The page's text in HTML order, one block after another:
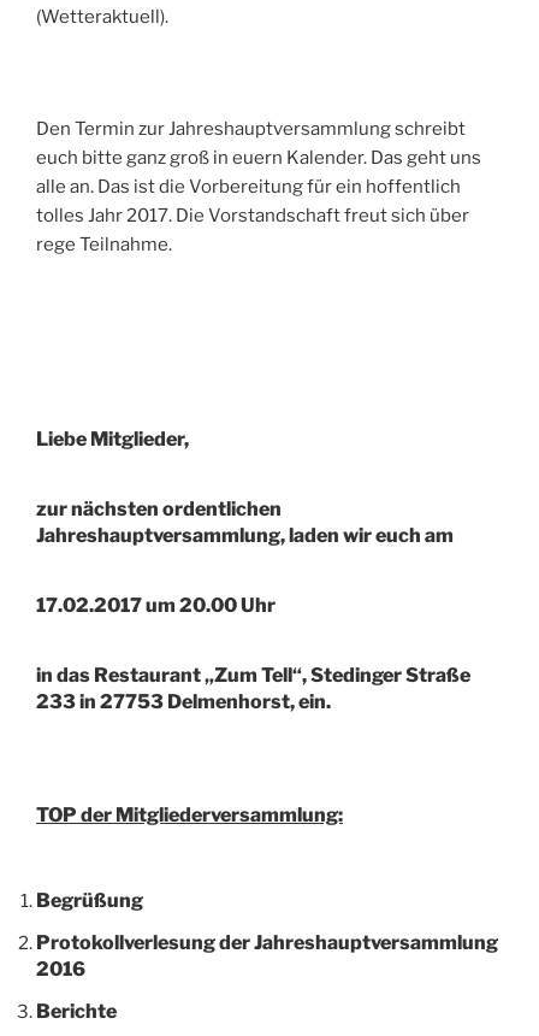
(Wetteraktuell).
Den Termin zur Jahreshauptversammlung schreibt
euch bitte ganz groß in euern Kalender. Das geht uns
alle an. Das ist die Vorbereitung für ein hoffentlich
tolles Jahr 2017. Die Vorstandschaft freut sich über
rege Teilnahme.
Liebe Mitglieder,
zur nächsten ordentlichen
Jahreshauptversammlung, laden wir euch am
17.02.2017 um 20.00 Uhr
in das Restaurant „Zum Tell“, Stedinger Straße
233 in 27753 Delmenhorst, ein.
TOP der Mitgliederversammlung:
Begrüßung
Protokollverlesung der Jahreshauptversammlung
2016
Berichte